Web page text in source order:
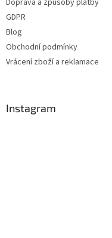
GDPR
Blog
Obchodní podmínky
Vrácení zboží a reklamace
Instagram